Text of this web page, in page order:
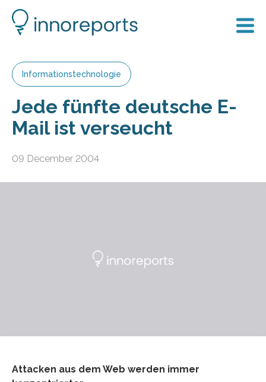
Informationstechnologie
Jede fünfte deutsche E-
Mail ist verseucht
09 December 2004
Attacken aus dem Web werden immer